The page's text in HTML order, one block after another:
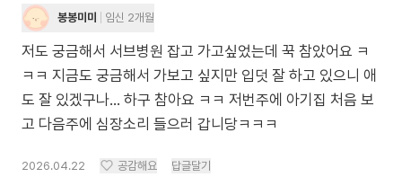
봉봉미미 임신 2개월
저도 궁금해서 서브병원 잡고 가고싶었는데 꾹 참았어요 ㅋ
ㅋㅋ 지금도 궁금해서 가보고 싶지만 입덧 잘 하고 있으니 애
도 잘 있겠구나... 하구 참아요 ㅋㅋ 저번주에 아기집 처음 보
고 다음주에 심장소리 들으러 갑니당ㅋㅋㅋ
2026.04.22 공감해요 답글달기